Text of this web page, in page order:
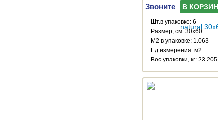
Звоните В КОРЗИНУ
Шт.в упаковке: 6
Размер, см: 30x60
М2 в упаковке: 1.063
Ед.измерения: м2
Веc упаковки, кг: 23.205